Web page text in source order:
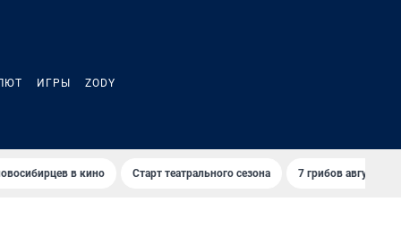
ИГРЫ ZODY
в кино Старт театрального сезона 7 грибов августа